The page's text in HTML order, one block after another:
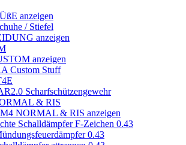
anzeigen
/ Stiefel
anzeigen
anzeigen
Custom Stuff
Scharfschützengewehr
& RIS
NORMAL & RIS anzeigen
Schalldämpfer F-Zeichen 0.43
0.43